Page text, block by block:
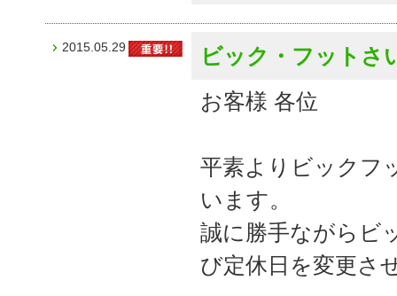
2015.05.29
ビック・フットさ
お客様 各位
平素よりビックフ
います。
誠に勝手ながらビ
び定休日を変更さ